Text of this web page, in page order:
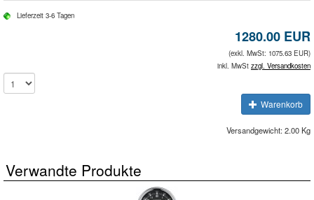
Lieferzeit 3-6 Tagen
1280.00 EUR
(exkl. MwSt: 1075.63 EUR)
inkl. MwSt zzgl. Versandkosten
Warenkorb
Versandgewicht: 2.00 Kg
Verwandte Produkte